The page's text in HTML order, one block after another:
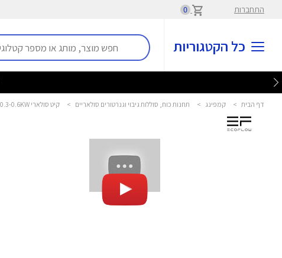
התחברות 0
כל הקטגוריות
דף הבית > קמפינג > תחנות כוח, סוללות גיבוי וגנרטורים סולאריים > קיט סולארי River 2 0.256Kwh | 0.3-0.6KW + פאנל 110W אקופלו - ECOFLOW